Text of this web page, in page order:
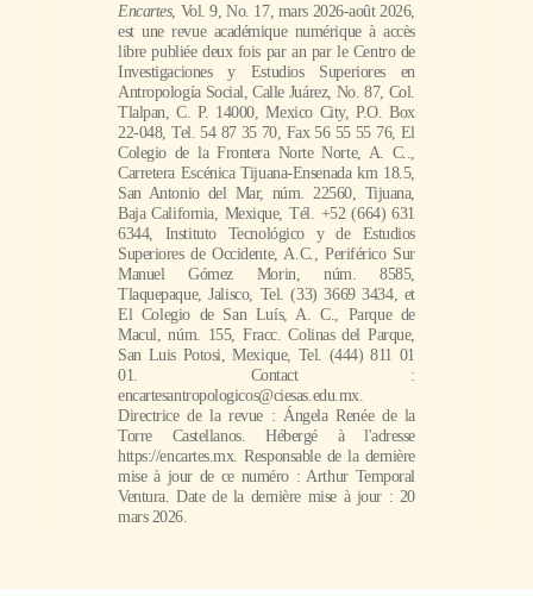
Encartes, Vol. 9, No. 17, mars 2026-août 2026,
est une revue académique numérique à accès
libre publiée deux fois par an par le Centro de
Investigaciones y Estudios Superiores en
Antropología Social, Calle Juárez, No. 87, Col.
Tlalpan, C. P. 14000, Mexico City, P.O. Box
22-048, Tel. 54 87 35 70, Fax 56 55 55 76, El
Colegio de la Frontera Norte Norte, A. C..,
Carretera Escénica Tijuana-Ensenada km 18.5,
San Antonio del Mar, núm. 22560, Tijuana,
Baja California, Mexique, Tél. +52 (664) 631
6344, Instituto Tecnológico y de Estudios
Superiores de Occidente, A.C., Periférico Sur
Manuel Gómez Morin, núm. 8585,
Tlaquepaque, Jalisco, Tel. (33) 3669 3434, et
El Colegio de San Luís, A. C., Parque de
Macul, núm. 155, Fracc. Colinas del Parque,
San Luis Potosi, Mexique, Tel. (444) 811 01
01. Contact :
encartesantropologicos@ciesas.edu.mx.
Directrice de la revue : Ángela Renée de la
Torre Castellanos. Hébergé à l'adresse
https://encartes.mx. Responsable de la dernière
mise à jour de ce numéro : Arthur Temporal
Ventura. Date de la dernière mise à jour : 20
mars 2026.